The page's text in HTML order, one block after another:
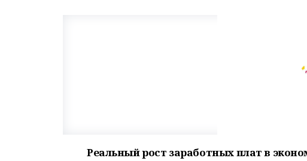
Реальный рост заработных плат в